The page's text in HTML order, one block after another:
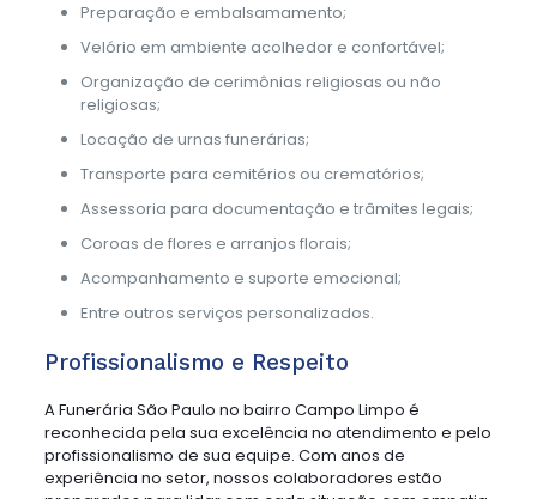
Preparação e embalsamamento;
Velório em ambiente acolhedor e confortável;
Organização de cerimônias religiosas ou não
religiosas;
Locação de urnas funerárias;
Transporte para cemitérios ou crematórios;
Assessoria para documentação e trâmites legais;
Coroas de flores e arranjos florais;
Acompanhamento e suporte emocional;
Entre outros serviços personalizados.
Profissionalismo e Respeito
A Funerária São Paulo no bairro Campo Limpo é
reconhecida pela sua excelência no atendimento e pelo
profissionalismo de sua equipe. Com anos de
experiência no setor, nossos colaboradores estão